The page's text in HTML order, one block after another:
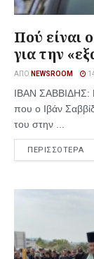
Πού είναι
για την
ΑΠΌ NEWSROOM
ΙΒΑΝ ΣΑΒΒΙΔΗΣ:
που ο Ιβάν
του στην ...
ΠΕΡΙΣΣΟΤΕΡΑ